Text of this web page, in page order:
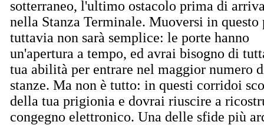
sotterraneo, l'ultimo ostacolo prima di
nella Stanza Terminale. Muoversi in questo
tuttavia non sarà semplice: le porte hanno
un'apertura a tempo, ed avrai bisogno di
tua abilità per entrare nel maggior numero
stanze. Ma non è tutto: in questi corridoi
della tua prigionia e dovrai riuscire a
congegno elettronico. Una delle sfide più